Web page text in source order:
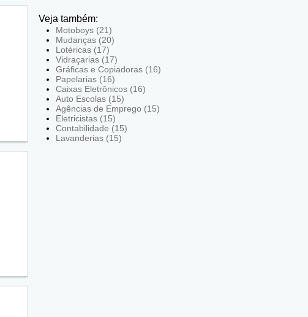
Veja também:
Motoboys (21)
Mudanças (20)
Lotéricas (17)
Vidraçarias (17)
Gráficas e Copiadoras (16)
Papelarias (16)
Caixas Eletrônicos (16)
Auto Escolas (15)
Agências de Emprego (15)
Eletricistas (15)
Contabilidade (15)
Lavanderias (15)